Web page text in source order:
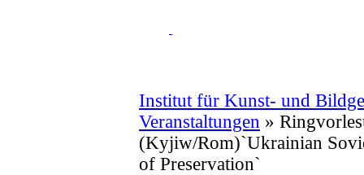
Institut für Kunst- und
Veranstaltungen »
(Kyjiw/Rom)`Ukrainian
of Preservation`